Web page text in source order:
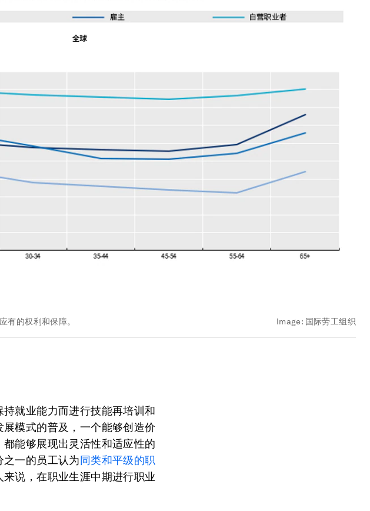
有的权利和保障。 Image: 国际劳工组织
就业能力而进行技能再培训和
模式的普及，一个能够创造价
能够展现出灵活性和适应性的
之一的员工认为 同类和平级的职
来说，在职业生涯中期进行职业